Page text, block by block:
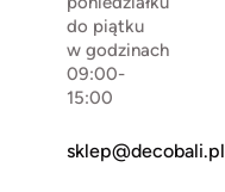
do piątku
w godzinach
09:00-
15:00
sklep@decobali.pl